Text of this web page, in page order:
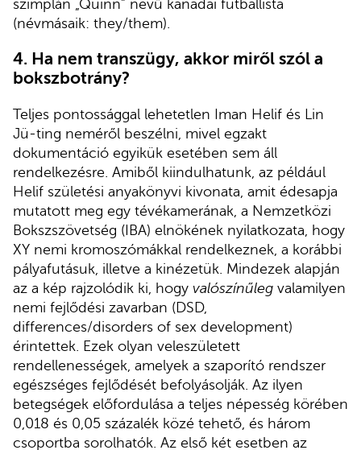
szimplán „Quinn” nevű kanadai futballista
(névmásaik: they/them).
4. Ha nem transzügy, akkor miről szól a
bokszbotrány?
Teljes pontossággal lehetetlen Iman Helif és Lin
Jü-ting neméről beszélni, mivel egzakt
dokumentáció egyikük esetében sem áll
rendelkezésre. Amiből kiindulhatunk, az például
Helif születési anyakönyvi kivonata, amit édesapja
mutatott meg egy tévékamerának, a Nemzetközi
Bokszszövetség (IBA) elnökének nyilatkozata, hogy
XY nemi kromoszómákkal rendelkeznek, a korábbi
pályafutásuk, illetve a kinézetük. Mindezek alapján
az a kép rajzolódik ki, hogy valószínűleg valamilyen
nemi fejlődési zavarban (DSD,
differences/disorders of sex development)
érintettek. Ezek olyan veleszületett
rendellenességek, amelyek a szaporító rendszer
egészséges fejlődését befolyásolják. Az ilyen
betegségek előfordulása a teljes népesség körében
0,018 és 0,05 százalék közé tehető, és három
csoportba sorolhatók. Az első két esetben az